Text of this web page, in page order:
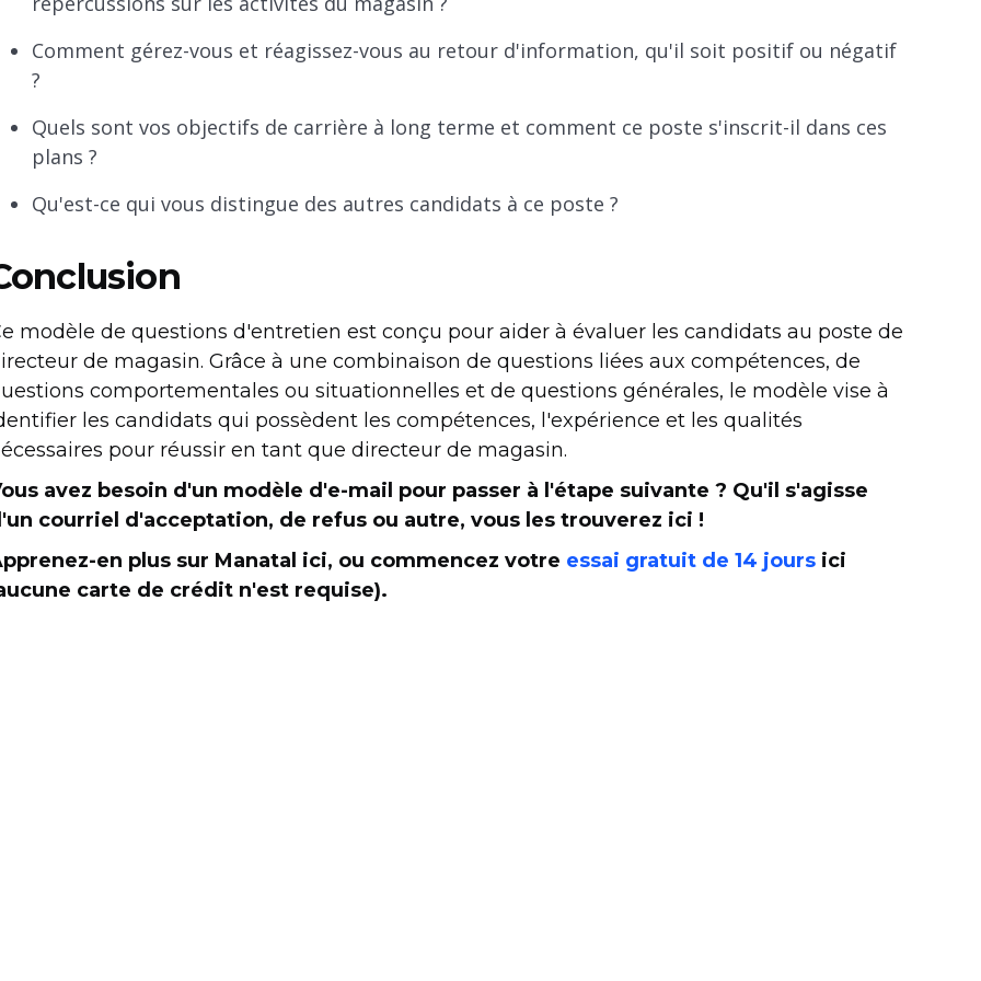
Comment gérez-vous et réagissez-vous au retour d'information, qu'il soit positif ou négatif
?
Quels sont vos objectifs de carrière à long terme et comment ce poste s'inscrit-il dans ces
plans ?
Qu'est-ce qui vous distingue des autres candidats à ce poste ?
modèle de questions d'entretien est conçu pour aider à évaluer les candidats au poste de
de magasin. Grâce à une combinaison de questions liées aux compétences, de
comportementales ou situationnelles et de questions générales, le modèle vise à
les candidats qui possèdent les compétences, l'expérience et les qualités
pour réussir en tant que directeur de magasin.
avez besoin d'un modèle d'e-mail pour passer à l'étape suivante ? Qu'il s'agisse
courriel d'acceptation, de refus ou autre, vous les trouverez ici !
en plus sur Manatal ici, ou commencez votre essai gratuit de 14 jours ici
carte de crédit n'est requise).